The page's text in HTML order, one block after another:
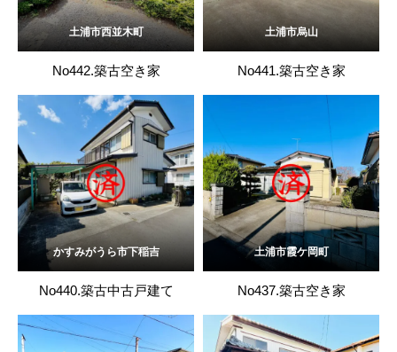
土浦市西並木町
No442.築古空き家
土浦市烏山
No441.築古空き家
かすみがうら市下稲吉
No440.築古中古戸建て
土浦市霞ケ岡町
No437.築古空き家